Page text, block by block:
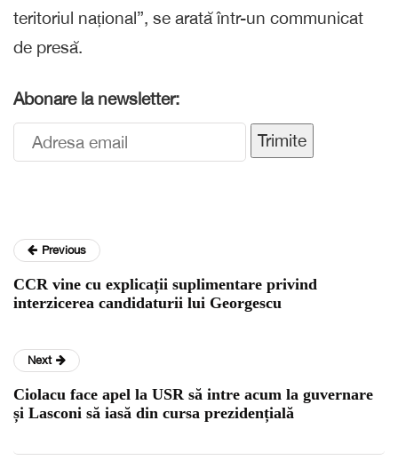
teritoriul național”, se arată într-un communicat
de presă.
Abonare la newsletter:
Trimite
Previous
CCR vine cu explicații suplimentare privind
interzicerea candidaturii lui Georgescu
Next
Ciolacu face apel la USR să intre acum la guvernare
și Lasconi să iasă din cursa prezidențială